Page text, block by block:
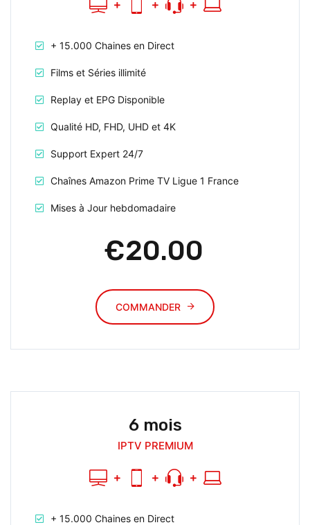
+ 15.000 Chaines en Direct
Films et Séries illimité
Replay et EPG Disponible
Qualité HD, FHD, UHD et 4K
Support Expert 24/7
Chaînes Amazon Prime TV Ligue 1 France
Mises à Jour hebdomadaire
€20.00
COMMANDER
6 mois
IPTV PREMIUM
+ 15.000 Chaines en Direct